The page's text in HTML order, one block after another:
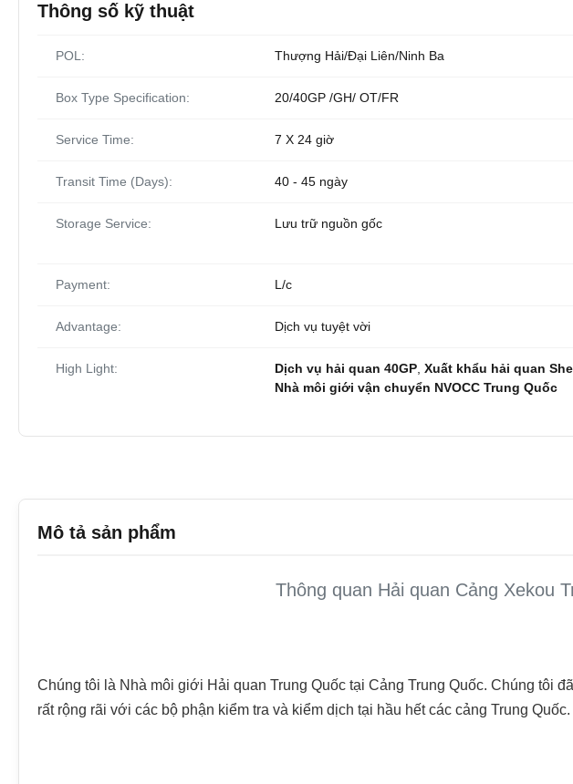
Thông số kỹ thuật
POL: Thượng Hải/Đại Liên/Ninh Ba
Box Type Specification: 20/40GP /GH/ OT/FR
Service Time: 7 X 24 giờ
Transit Time (Days): 40 - 45 ngày
Storage Service: Lưu trữ nguồn gốc
Payment: L/c
Advantage: Dịch vụ tuyệt vời
High Light: Dịch vụ hải quan 40GP Xuất khẩu hải quan
Nhà môi giới vận chuyển NVOCC Trung Quốc
Mô tả sản phẩm
Thông quan Hải quan Cảng Xekou
Chúng tôi là Nhà môi giới Hải quan Trung Quốc tại Cảng Trung Quốc. Chúng tôi
rất rộng rãi với các bộ phận kiểm tra và kiểm dịch tại hầu hết các cảng Trung